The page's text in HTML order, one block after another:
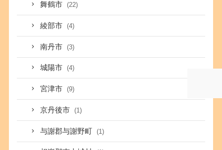
舞鶴市 (22)
綾部市 (4)
南丹市 (3)
城陽市 (4)
宮津市 (9)
京丹後市 (1)
与謝郡与謝野町 (1)